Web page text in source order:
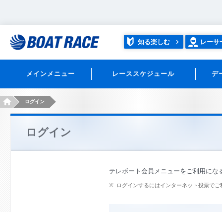
知る楽しむ レーサ
メインメニュー レーススケジュール デ
HOMEログイン
ログイン
テレボート会員メニューをご利用にな
ログインするにはインターネット投票で